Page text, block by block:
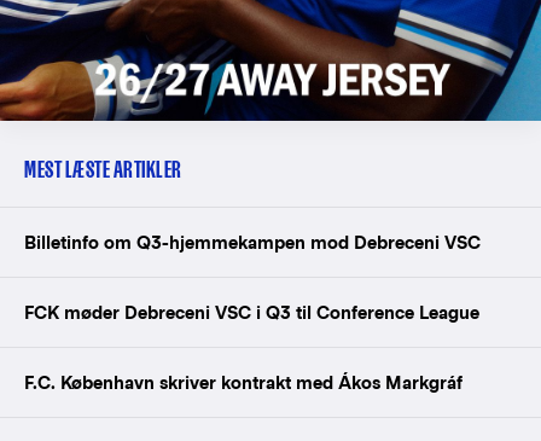
MEST LÆSTE ARTIKLER
Billetinfo om Q3-hjemmekampen mod Debreceni VSC
FCK møder Debreceni VSC i Q3 til Conference League
F.C. København skriver kontrakt med Ákos Markgráf